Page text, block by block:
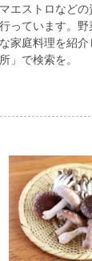
エストロなど
っています。
家庭料理を紹
」で検索を。